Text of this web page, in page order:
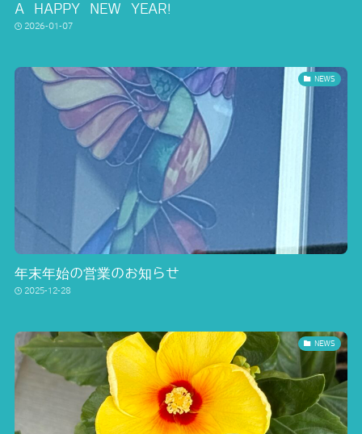
A HAPPY NEW YEAR!
2026-01-07
NEWS
年末年始の営業のお知らせ
2025-12-28
NEWS